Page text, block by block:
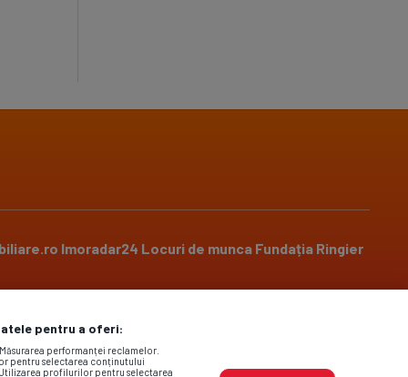
Imoradar24 Locuri de munca Fundația Ringier
pentru a oferi:
performanței reclamelor.
pentru selectarea conținutului
profilurilor pentru selectarea